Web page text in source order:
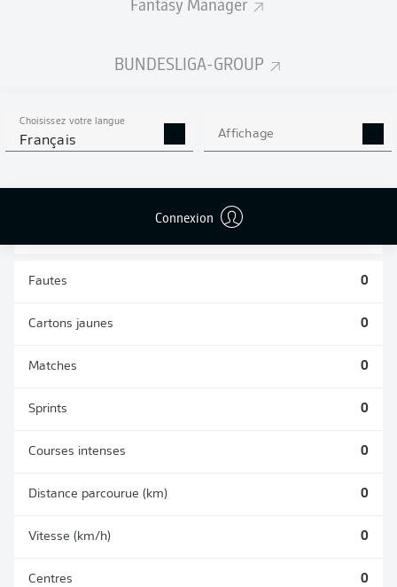
BUNDESLIGA-GROUP
Choisissez votre langue
Français Affichage
Connexion
STATS DE LA SAISON
2026/2027
0 0
Fautes 0
Cartons jaunes 0
Matches 0
Sprints 0
Courses intenses 0
Distance parcourue (km) 0
Vitesse (km/h) 0
Centres 0